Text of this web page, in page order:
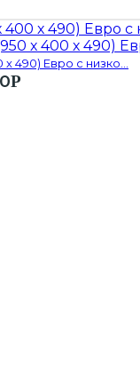
490) Евро с низко...
Р